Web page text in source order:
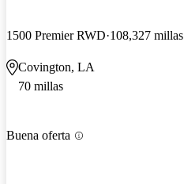
1500 Premier RWD 108,327 millas
Covington, LA
70 millas
Buena oferta